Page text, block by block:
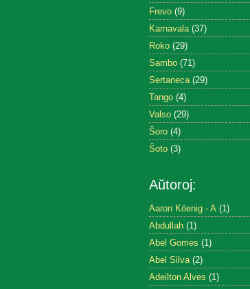
Frevo (9)
Karnavala (37)
Roko (29)
Sambo (71)
Sertaneca (29)
Tango (4)
Valso (29)
Ŝoro (4)
Ŝoto (3)
Aŭtoroj:
Aaron Köenig - A (1)
Abdullah (1)
Abel Gomes (1)
Abel Silva (2)
Adeilton Alves (1)